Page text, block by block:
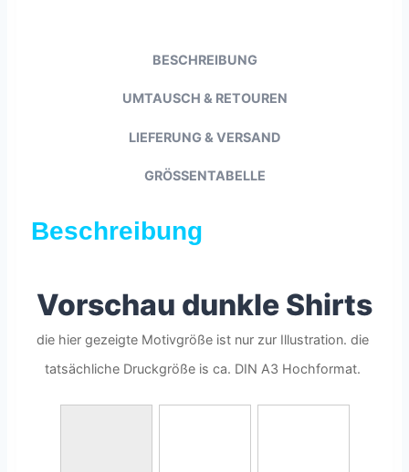
BESCHREIBUNG
UMTAUSCH & RETOUREN
LIEFERUNG & VERSAND
GRÖSSENTABELLE
Beschreibung
Vorschau dunkle Shirts